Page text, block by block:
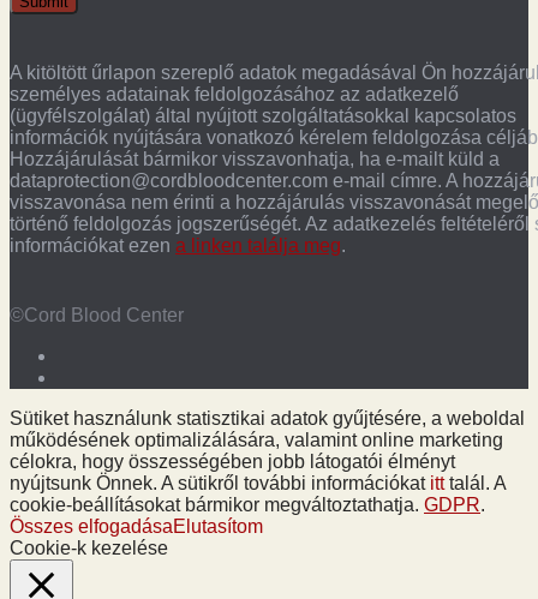
A kitöltött űrlapon szereplő adatok megadásával Ön
személyes adatainak feldolgozásához az adatkezelő
(ügyfélszolgálat) által nyújtott szolgáltatásokkal kapcsolatos
információk nyújtására vonatkozó kérelem feldolgozása
Hozzájárulását bármikor visszavonhatja, ha e-mailt küld a
dataprotection@cordbloodcenter.com e-mail címre. A
visszavonása nem érinti a hozzájárulás visszavonását
történő feldolgozás jogszerűségét. Az adatkezelés feltételéről
információkat ezen a linken találja meg.
©Cord Blood Center
Sütiket használunk statisztikai adatok gyűjtésére, a weboldal
működésének optimalizálására, valamint online marketing
célokra, hogy összességében jobb látogatói élményt
nyújtsunk Önnek. A sütikről további információkat itttalál. A
cookie-beállításokat bármikor megváltoztathatja. GDPR.
Összes elfogadásaElutasítom
Cookie-k kezelése